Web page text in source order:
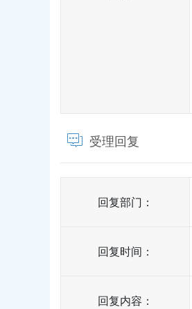
受理回复
回复部门：
回复时间：
回复内容：